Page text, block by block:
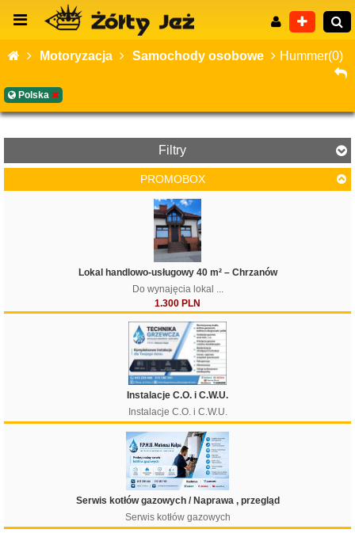
Motoryzacja Samochody osobowe Hummer(0)
Polska
Filtry
PROMOBOX
Lokal handlowo-usługowy 40 m² – Chrzanów
Do wynajęcia lokal ...
1.300 PLN
Instalacje C.O. i C.W.U.
Instalacje C.O. i C.W.U.
Serwis kotłów gazowych / Naprawa , przegląd
Serwis kotłów gazowych